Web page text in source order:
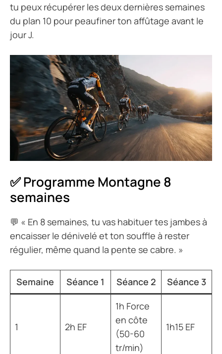
tu peux récupérer les deux dernières semaines
du plan 10 pour peaufiner ton affûtage avant le
jour J.
✅ Programme Montagne 8
semaines
💬 « En 8 semaines, tu vas habituer tes jambes à
encaisser le dénivelé et ton souffle à rester
régulier, même quand la pente se cabre. »
Semaine Séance 1 Séance 2 Séance 3
1 2h EF
1h Force
en côte
(50-60
tr/min)
1h15 EF